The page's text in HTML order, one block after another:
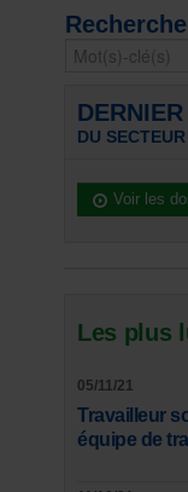
DU
Voir les
Les plus
05/11/21
Travailleur
équipe de